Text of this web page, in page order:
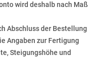
wird deshalb nach Maß
Abschluss der Bestellung
Angaben zur Fertigung
Steigungshöhe und